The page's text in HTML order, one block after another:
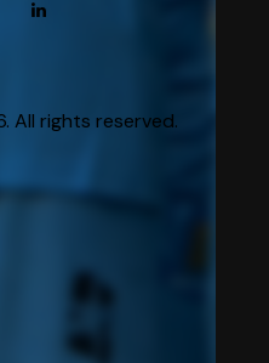
All rights reserved.